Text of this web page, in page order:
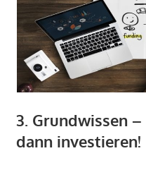
3. Grundwissen –
dann investieren!